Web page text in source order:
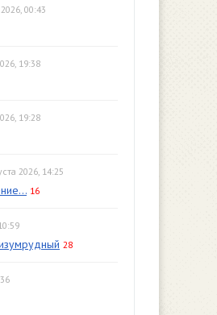
00:43
19:38
19:28
2026, 14:25
16
28